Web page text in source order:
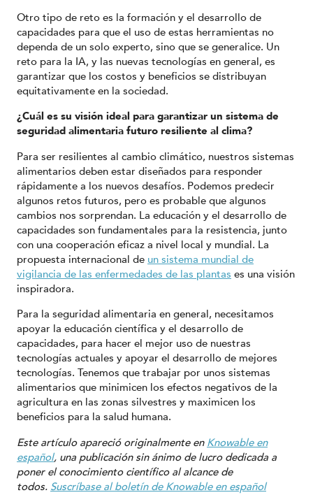
Otro tipo de reto es la formación y el desarrollo de
capacidades para que el uso de estas herramientas no
dependa de un solo experto, sino que se generalice. Un
reto para la IA, y las nuevas tecnologías en general, es
garantizar que los costos y beneficios se distribuyan
equitativamente en la sociedad.
¿Cuál es su visión ideal para garantizar un sistema de
seguridad alimentaria futuro resiliente al clima?
Para ser resilientes al cambio climático, nuestros sistemas
alimentarios deben estar diseñados para responder
rápidamente a los nuevos desafíos. Podemos predecir
algunos retos futuros, pero es probable que algunos
cambios nos sorprendan. La educación y el desarrollo de
capacidades son fundamentales para la resistencia, junto
con una cooperación eficaz a nivel local y mundial. La
propuesta internacional de un sistema mundial de
vigilancia de las enfermedades de las plantas es una visión
inspiradora.
Para la seguridad alimentaria en general, necesitamos
apoyar la educación científica y el desarrollo de
capacidades, para hacer el mejor uso de nuestras
tecnologías actuales y apoyar el desarrollo de mejores
tecnologías. Tenemos que trabajar por unos sistemas
alimentarios que minimicen los efectos negativos de la
agricultura en las zonas silvestres y maximicen los
beneficios para la salud humana.
Este artículo apareció originalmente en Knowable en
español, una publicación sin ánimo de lucro dedicada a
poner el conocimiento científico al alcance de
todos. Suscríbase al boletín de Knowable en español